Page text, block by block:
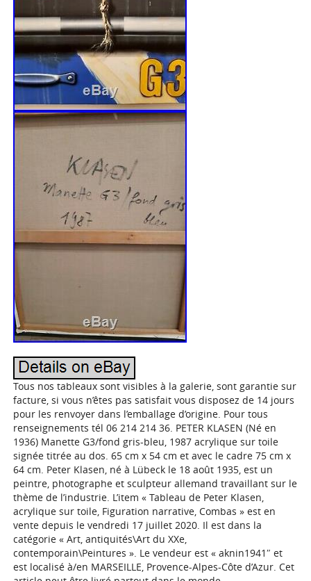
Tous nos tableaux sont visibles à la galerie, sont garantie sur
facture, si vous n’êtes pas satisfait vous disposez de 14 jours
pour les renvoyer dans l’emballage d’origine. Pour tous
renseignements tél 06 214 214 36. PETER KLASEN (Né en
1936) Manette G3/fond gris-bleu, 1987 acrylique sur toile
signée titrée au dos. 65 cm x 54 cm et avec le cadre 75 cm x
64 cm. Peter Klasen, né à Lübeck le 18 août 1935, est un
peintre, photographe et sculpteur allemand travaillant sur le
thème de l’industrie. L’item « Tableau de Peter Klasen,
acrylique sur toile, Figuration narrative, Combas » est en
vente depuis le vendredi 17 juillet 2020. Il est dans la
catégorie « Art, antiquités\Art du XXe,
contemporain\Peintures ». Le vendeur est « aknin1941″ et
est localisé à/en MARSEILLE, Provence-Alpes-Côte d’Azur. Cet